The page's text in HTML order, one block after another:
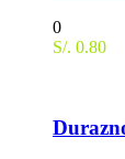
0
S/. 0.80